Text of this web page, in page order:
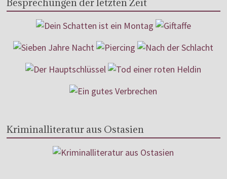
Besprechungen der letzten Zeit
Kriminalliteratur aus Ostasien